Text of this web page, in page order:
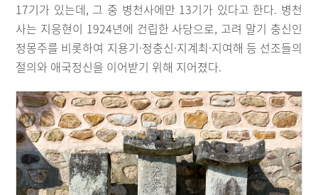
17기가 있는데, 그 중 병천사에만 13기가 있다고 한다. 병천
사는 지응현이 1924년에 건립한 사당으로, 고려 말기 충신인
정몽주를 비롯하여 지용기·정충신·지계최·지여해 등 선조들의
절의와 애국정신을 이어받기 위해 지어졌다.